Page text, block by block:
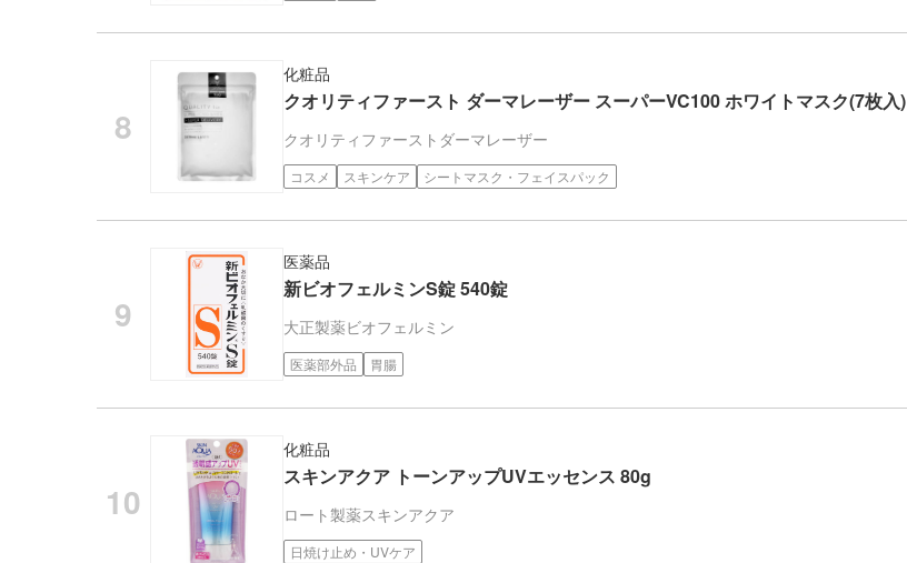
化粧品
クオリティファースト ダーマレーザー スーパーVC100 ホワイトマスク(7枚入)
クオリティファースト ダーマレーザー
コスメ スキンケア シートマスク・フェイスパック
医薬品
新ビオフェルミンS錠 540錠
大正製薬ビオフェルミン
医薬部外品 胃腸
化粧品
スキンアクア トーンアップUVエッセンス 80g
ロート製薬スキンアクア
日焼け止め・UVケア